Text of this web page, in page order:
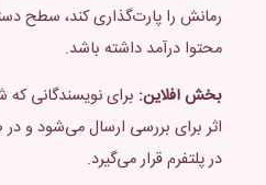
رمانش را پارت‌گذاری کند، سطح
محتوا درآمد داشته باشد.
بخش آفلاین: برای نویسندگانی که
اثر برای بررسی ارسال می‌شود و
در پلتفرم قرار می‌گیرد.